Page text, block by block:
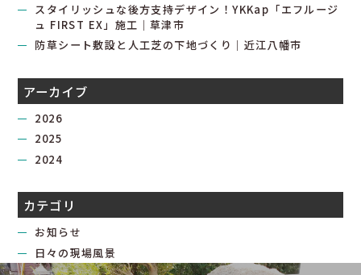
スタイリッシュな後方支持デザイン！YKKap「エフルージ
ュ FIRST EX」施工｜草津市
防草シート敷設と人工芝の下地づくり｜近江八幡市
アーカイブ
2026
2025
2024
カテゴリ
お知らせ
日々の現場風景